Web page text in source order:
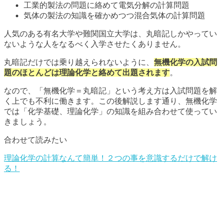
工業的製法の問題に絡めて電気分解の計算問題
気体の製法の知識を確かめつつ混合気体の計算問題
人気のある有名大学や難関国立大学は、丸暗記しかやってい
ないような人をなるべく入学させたくありません。
丸暗記だけでは乗り越えられないように、 無機化学の入試問
題のほとんどは理論化学と絡めて出題されます。
なので、「無機化学＝丸暗記」という考え方は入試問題を解
く上でも不利に働きます。この後解説します通り、無機化学
では「化学基礎、理論化学」の知識を組み合わせて使ってい
きましょう。
合わせて読みたい
理論化学の計算なんて簡単！２つの事を意識するだけで解け
る！